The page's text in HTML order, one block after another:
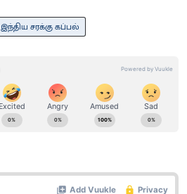
இந்திய சரக்கு கப்பல்